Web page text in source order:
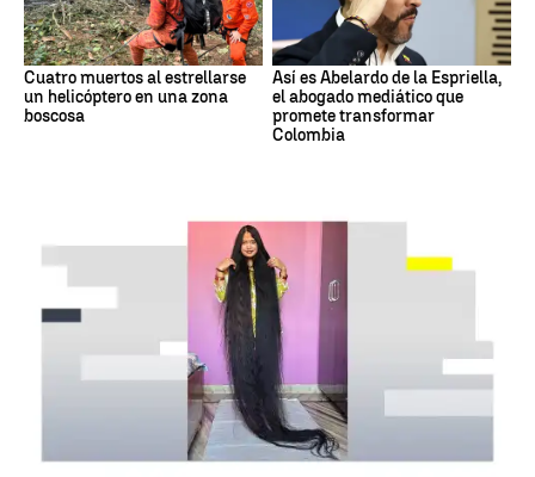
Cuatro muertos al estrellarse
un helicóptero en una zona
boscosa
Así es Abelardo de la Espriella,
el abogado mediático que
promete transformar
Colombia
RÉCORD GUINNESS